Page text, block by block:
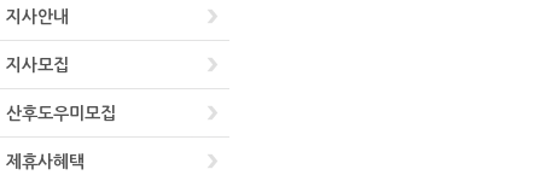
지사안내
지사모집
산후도우미모집
제휴사혜택